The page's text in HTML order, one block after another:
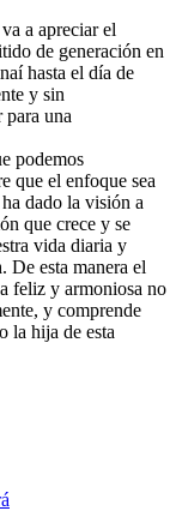
a apreciar el
de generación en
hasta el día de
y sin
una
podemos
que el enfoque sea
dado la visión a
que crece y se
vida diaria y
De esta manera el
feliz y armoniosa no
y comprende
la hija de esta